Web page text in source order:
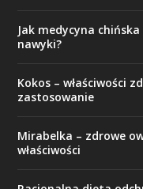
Jak medycyna
nawyki?
Kokos – właściwości
zastosowanie
Mirabelka – zdrowe
właściwości